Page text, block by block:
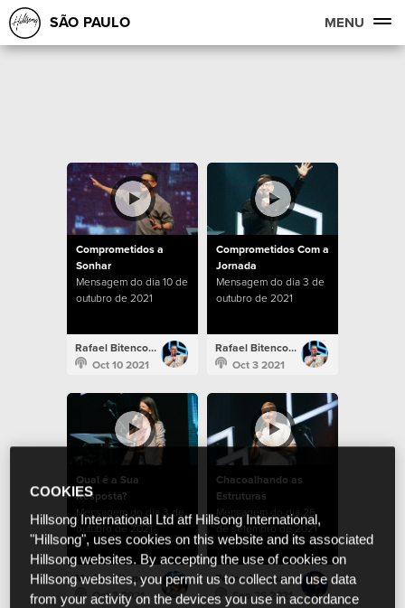
SÃO PAULO MENU
Comprometidos a
Sonhar
Mensagem do dia 10 de
outubro de 2021
Rafael Bitencourt
Oct 10 2021
Comprometidos Com a
Jornada
Mensagem do dia 3 de
outubro de 2021
Rafael Bitencourt
Oct 3 2021
Qual é a Sua
Resposta?
Mensagem do dia 3 de
outubro de 2021
Marina Bitencourt
Oct 3 2021
Chacoalhando as
Estruturas
Mensagem do dia 26
de setembro de 2021
Pedro Albuquerque
Sep 26 2021
COOKIES
Hillsong International Ltd atf Hillsong International,
"Hillsong", uses cookies on this website and its associated
Hillsong websites. By accepting the use of cookies on
Hillsong websites, you permit us to collect and use data
from your activity on the devices you use in accordance